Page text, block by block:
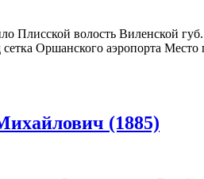
Плисской волость Виленской
Оршанского аэропорта
(1885)